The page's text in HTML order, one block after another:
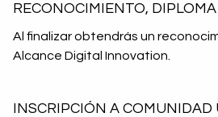
RECONOCIMIENTO,
Al finalizar obtendrás un
Alcance Digital Innovation.
INSCRIPCIÓN A COMUNIDAD